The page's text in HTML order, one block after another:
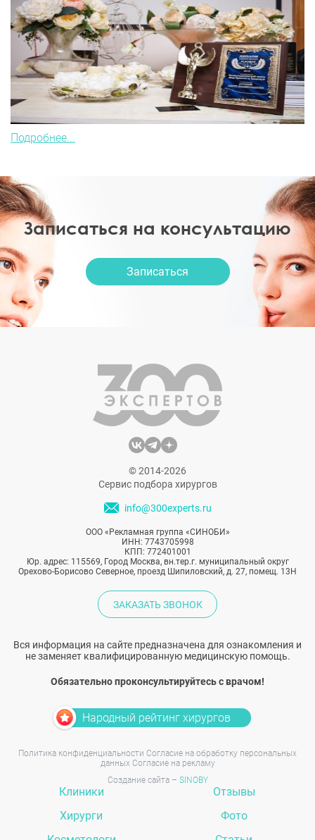
Подробнее...
Записаться на консультацию
Записаться
© 2014-2026
Сервис подбора хирургов
info@300experts.ru
ООО «Рекламная группа «СИНОБИ»
ИНН: 7743705998
КПП: 772401001
Юр. адрес: 115569, Город Москва, вн.тер.г. муниципальный округ
Орехово-Борисово Северное, проезд Шипиловский, д. 27, помещ. 13Н
ЗАКАЗАТЬ ЗВОНОК
Вся информация на сайте предназначена для ознакомления и
не заменяет квалифицированную медицинскую помощь.
Обязательно проконсультируйтесь с врачом!
Народный рейтинг хирургов
Политика конфиденциальности Согласие на обработку персональных
данных Согласие на рекламу
Создание сайта – SINOBY
Клиники
Хирурги
Отзывы
Фото